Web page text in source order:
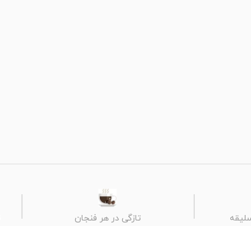
تازگی در هر فنجان